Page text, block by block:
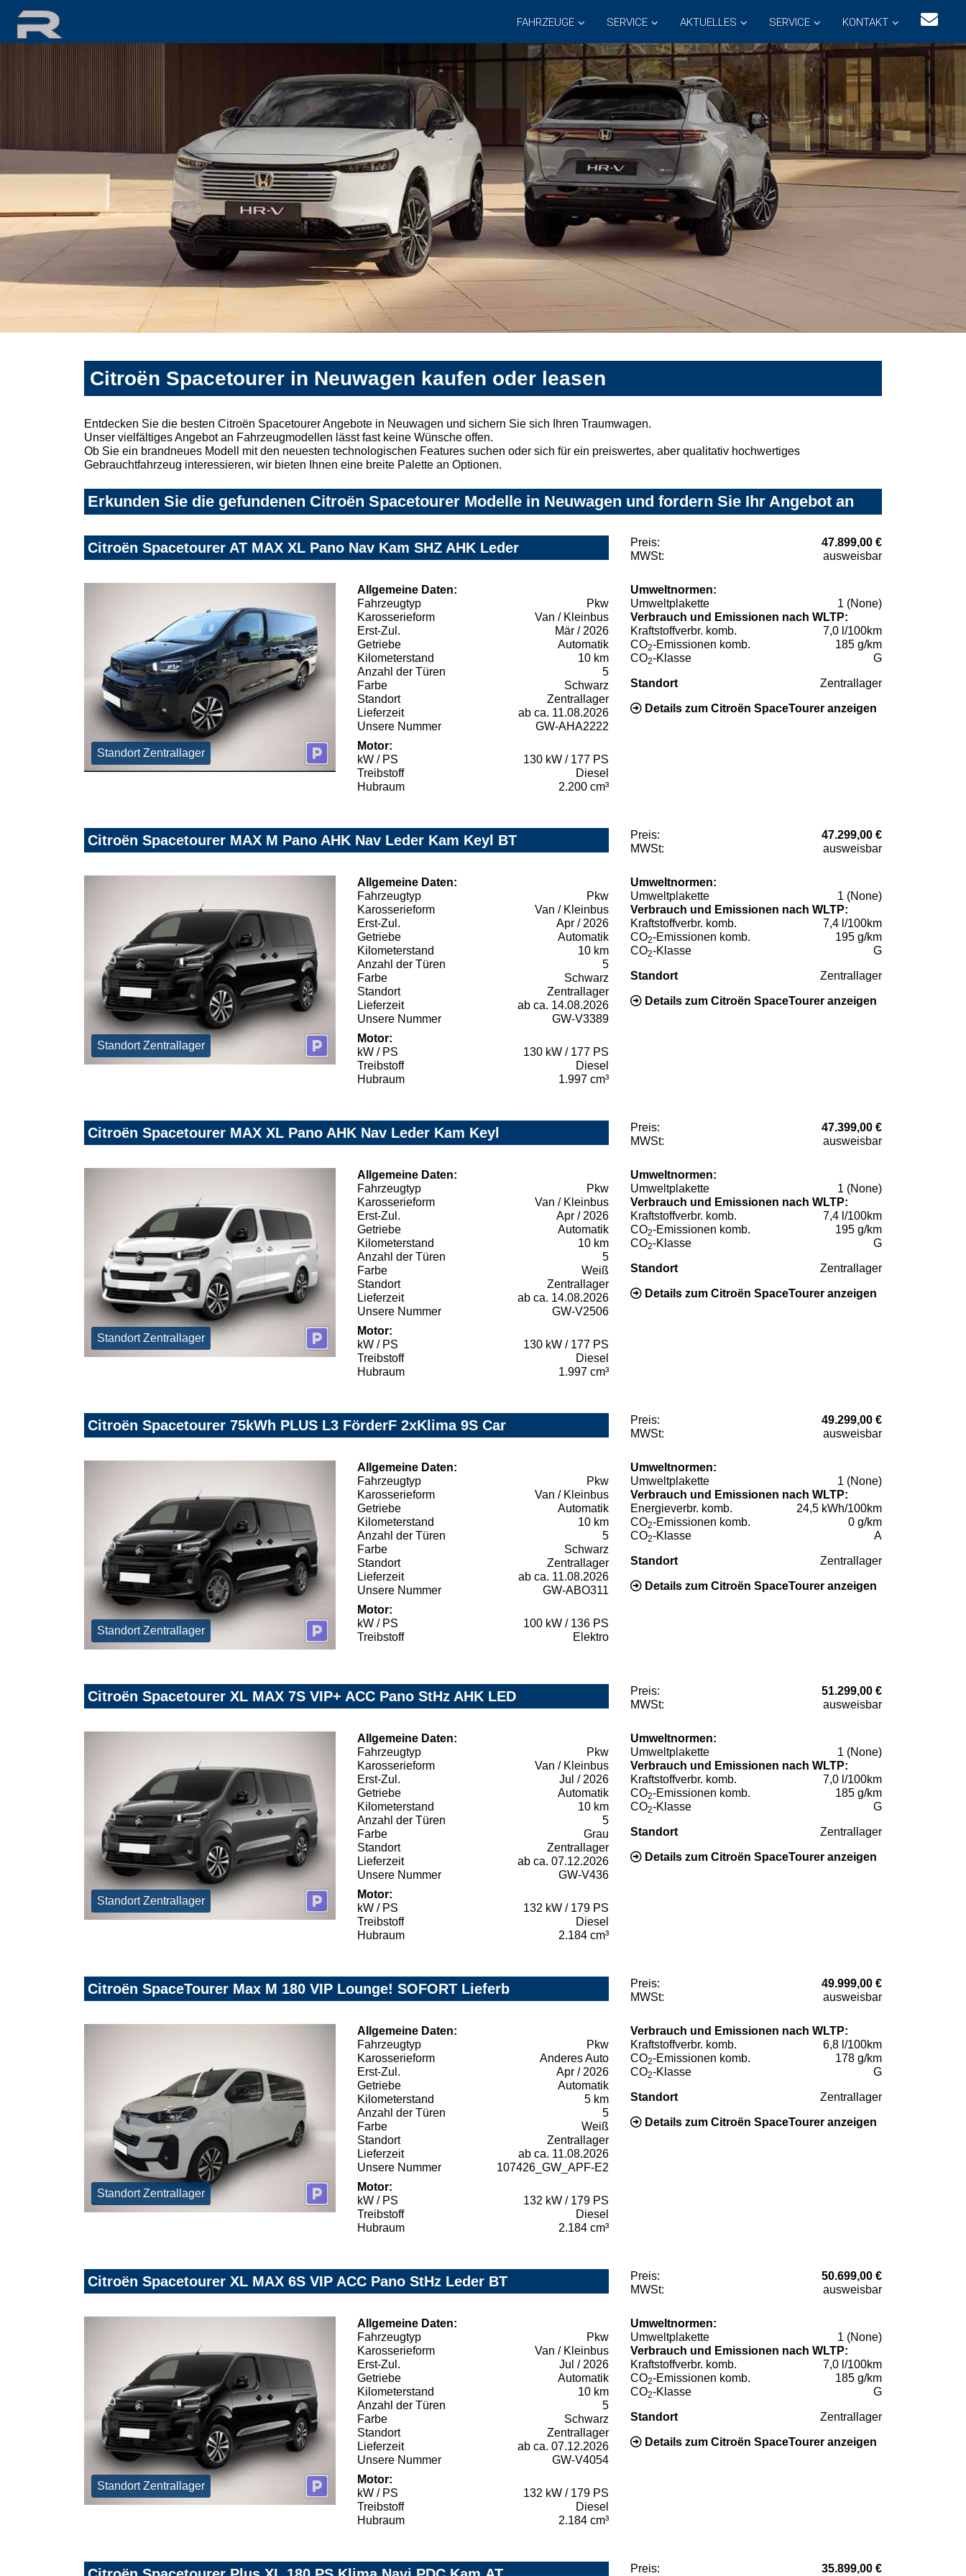
FAHRZEUGE SERVICE AKTUELLES SERVICE KONTAKT
Citroën Spacetourer in Neuwagen kaufen oder leasen
Entdecken Sie die besten Citroën Spacetourer Angebote in Neuwagen und sichern Sie sich Ihren Traumwagen.
Unser vielfältiges Angebot an Fahrzeugmodellen lässt fast keine Wünsche offen.
Ob Sie ein brandneues Modell mit den neuesten technologischen Features suchen oder sich für ein preiswertes, aber qualitativ hochwertiges
Gebrauchtfahrzeug interessieren, wir bieten Ihnen eine breite Palette an Optionen.
Erkunden Sie die gefundenen Citroën Spacetourer Modelle in Neuwagen und fordern Sie Ihr Angebot an
Citroën Spacetourer AT MAX XL Pano Nav Kam SHZ AHK Leder Preis:
47.899,00 €
MWSt:
ausweisbar
Standort Zentrallager
Allgemeine Daten:
Fahrzeugtyp
Pkw
Karosserieform
Van / Kleinbus
Erst-Zul.
Mär / 2026
Getriebe
Automatik
Kilometerstand
10 km
Anzahl der Türen
5
Farbe
Schwarz
Standort
Zentrallager
Lieferzeit
ab ca. 11.08.2026
Unsere Nummer
GW-AHA2222
Motor:
kW / PS
130 kW / 177 PS
Treibstoff
Diesel
Hubraum
2.200 cm³
Umweltnormen:
Umweltplakette
1 (None)
Verbrauch und Emissionen nach WLTP:
Kraftstoffverbr. komb.
7,0 l/100km
CO2-Emissionen komb.
185 g/km
CO2-Klasse G
Standort Zentrallager
Details zum Citroën SpaceTourer anzeigen
Citroën Spacetourer MAX M Pano AHK Nav Leder Kam Keyl BT Preis:
47.299,00 €
MWSt:
ausweisbar
Standort Zentrallager
Allgemeine Daten:
Fahrzeugtyp
Pkw
Karosserieform
Van / Kleinbus
Erst-Zul.
Apr / 2026
Getriebe
Automatik
Kilometerstand
10 km
Anzahl der Türen
5
Farbe
Schwarz
Standort
Zentrallager
Lieferzeit
ab ca. 14.08.2026
Unsere Nummer
GW-V3389
Motor:
kW / PS
130 kW / 177 PS
Treibstoff
Diesel
Hubraum
1.997 cm³
Umweltnormen:
Umweltplakette
1 (None)
Verbrauch und Emissionen nach WLTP:
Kraftstoffverbr. komb.
7,4 l/100km
CO2-Emissionen komb.
195 g/km
CO2-Klasse G
Standort Zentrallager
Details zum Citroën SpaceTourer anzeigen
Citroën Spacetourer MAX XL Pano AHK Nav Leder Kam Keyl Preis:
47.399,00 €
MWSt:
ausweisbar
Standort Zentrallager
Allgemeine Daten:
Fahrzeugtyp
Pkw
Karosserieform
Van / Kleinbus
Erst-Zul.
Apr / 2026
Getriebe
Automatik
Kilometerstand
10 km
Anzahl der Türen
5
Farbe
Weiß
Standort
Zentrallager
Lieferzeit
ab ca. 14.08.2026
Unsere Nummer
GW-V2506
Motor:
kW / PS
130 kW / 177 PS
Treibstoff
Diesel
Hubraum
1.997 cm³
Umweltnormen:
Umweltplakette
1 (None)
Verbrauch und Emissionen nach WLTP:
Kraftstoffverbr. komb.
7,4 l/100km
CO2-Emissionen komb.
195 g/km
CO2-Klasse G
Standort Zentrallager
Details zum Citroën SpaceTourer anzeigen
Citroën Spacetourer 75kWh PLUS L3 FörderF 2xKlima 9S Car Preis:
49.299,00 €
MWSt:
ausweisbar
Standort Zentrallager
Allgemeine Daten:
Fahrzeugtyp
Pkw
Karosserieform
Van / Kleinbus
Getriebe
Automatik
Kilometerstand
10 km
Anzahl der Türen
5
Farbe
Schwarz
Standort
Zentrallager
Lieferzeit
ab ca. 11.08.2026
Unsere Nummer
GW-ABO311
Motor:
kW / PS
100 kW / 136 PS
Treibstoff
Elektro
Umweltnormen:
Umweltplakette
1 (None)
Verbrauch und Emissionen nach WLTP:
Energieverbr. komb.
24,5 kWh/100km
CO2-Emissionen komb.
0 g/km
CO2-Klasse A
Standort Zentrallager
Details zum Citroën SpaceTourer anzeigen
Citroën Spacetourer XL MAX 7S VIP+ ACC Pano StHz AHK LED Preis:
51.299,00 €
MWSt:
ausweisbar
Standort Zentrallager
Allgemeine Daten:
Fahrzeugtyp
Pkw
Karosserieform
Van / Kleinbus
Erst-Zul.
Jul / 2026
Getriebe
Automatik
Kilometerstand
10 km
Anzahl der Türen
5
Farbe
Grau
Standort
Zentrallager
Lieferzeit
ab ca. 07.12.2026
Unsere Nummer
GW-V436
Motor:
kW / PS
132 kW / 179 PS
Treibstoff
Diesel
Hubraum
2.184 cm³
Umweltnormen:
Umweltplakette
1 (None)
Verbrauch und Emissionen nach WLTP:
Kraftstoffverbr. komb.
7,0 l/100km
CO2-Emissionen komb.
185 g/km
CO2-Klasse G
Standort Zentrallager
Details zum Citroën SpaceTourer anzeigen
Citroën SpaceTourer Max M 180 VIP Lounge! SOFORT Lieferb Preis:
49.999,00 €
MWSt:
ausweisbar
Standort Zentrallager
Allgemeine Daten:
Fahrzeugtyp
Pkw
Karosserieform
Anderes Auto
Erst-Zul.
Apr / 2026
Getriebe
Automatik
Kilometerstand
5 km
Anzahl der Türen
5
Farbe
Weiß
Standort
Zentrallager
Lieferzeit
ab ca. 11.08.2026
Unsere Nummer
107426_GW_APF-E2
Motor:
kW / PS
132 kW / 179 PS
Treibstoff
Diesel
Hubraum
2.184 cm³
Verbrauch und Emissionen nach WLTP:
Kraftstoffverbr. komb.
6,8 l/100km
CO2-Emissionen komb.
178 g/km
CO2-Klasse G
Standort Zentrallager
Details zum Citroën SpaceTourer anzeigen
Citroën Spacetourer XL MAX 6S VIP ACC Pano StHz Leder BT Preis:
50.699,00 €
MWSt:
ausweisbar
Standort Zentrallager
Allgemeine Daten:
Fahrzeugtyp
Pkw
Karosserieform
Van / Kleinbus
Erst-Zul.
Jul / 2026
Getriebe
Automatik
Kilometerstand
10 km
Anzahl der Türen
5
Farbe
Schwarz
Standort
Zentrallager
Lieferzeit
ab ca. 07.12.2026
Unsere Nummer
GW-V4054
Motor:
kW / PS
132 kW / 179 PS
Treibstoff
Diesel
Hubraum
2.184 cm³
Umweltnormen:
Umweltplakette
1 (None)
Verbrauch und Emissionen nach WLTP:
Kraftstoffverbr. komb.
7,0 l/100km
CO2-Emissionen komb.
185 g/km
CO2-Klasse G
Standort Zentrallager
Details zum Citroën SpaceTourer anzeigen
Preis:
35.899,00 €